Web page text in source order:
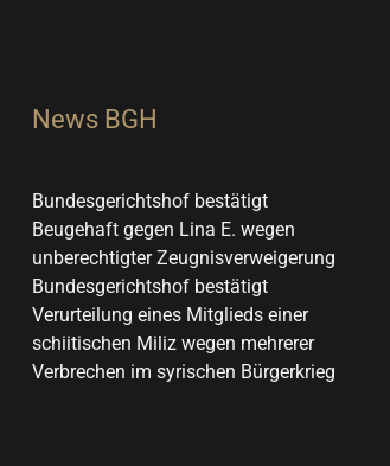
News BGH
Bundesgerichtshof bestätigt
Beugehaft gegen Lina E. wegen
unberechtigter Zeugnisverweigerung
Bundesgerichtshof bestätigt
Verurteilung eines Mitglieds einer
schiitischen Miliz wegen mehrerer
Verbrechen im syrischen Bürgerkrieg